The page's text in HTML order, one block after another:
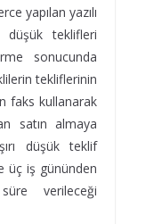
yapılan yazılı
düşük teklifleri
sonucunda
tekliflerinin
faks kullanarak
satın almaya
düşük teklif
üç iş gününden
verileceği